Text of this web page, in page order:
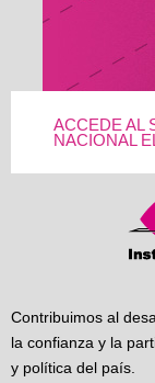
ACCEDE AL
NACIONAL
Contribuimos al
la confianza y la
y política del país.